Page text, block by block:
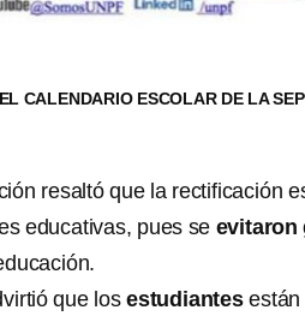
CALENDARIO ESCOLAR DE LA SEP
resaltó que la rectificación
educativas, pues se evitaron
que losestudiantesestán